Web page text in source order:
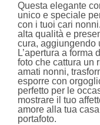
Questa elegante
unico e speciale
con i tuoi cari
alta qualità e
cura, aggiungendo
L’apertura a forma
foto che cattura un
amati nonni,
esporre con
perfetto per le
mostrare il tuo
amore alla tua
portafoto.